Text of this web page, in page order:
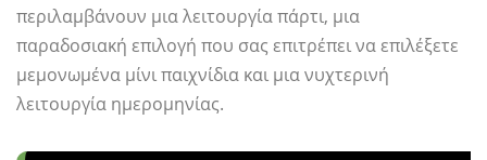
περιλαμβάνουν μια λειτουργία πάρτι, μια
παραδοσιακή επιλογή που σας επιτρέπει να επιλέξετε
μεμονωμένα μίνι παιχνίδια και μια νυχτερινή
λειτουργία ημερομηνίας.